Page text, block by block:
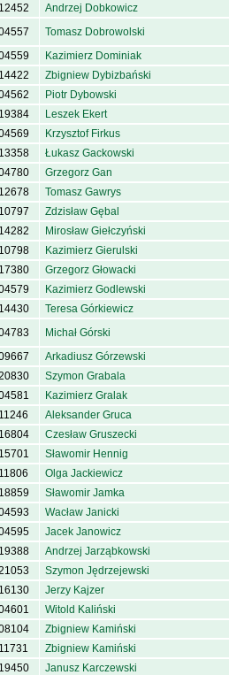
12452 Andrzej Dobkowicz
Tomasz Dobrowolski
Kazimierz Dominiak
14422 Zbigniew Dybizbański
Piotr Dybowski
19384 Leszek Ekert
Krzysztof Firkus
13358 Łukasz Gackowski
Grzegorz Gan
12678 Tomasz Gawrys
10797 Zdzisław Gębal
14282 Mirosław Giełczyński
10798 Kazimierz Gierulski
17380 Grzegorz Głowacki
Kazimierz Godlewski
14430 Teresa Górkiewicz
Michał Górski
Arkadiusz Górzewski
Szymon Grabala
Kazimierz Gralak
11246 Aleksander Gruca
16804 Czesław Gruszecki
15701 Sławomir Hennig
11806 Olga Jackiewicz
18859 Sławomir Jamka
Wacław Janicki
Jacek Janowicz
19388 Andrzej Jarząbkowski
Szymon Jędrzejewski
16130 Jerzy Kajzer
Witold Kaliński
Zbigniew Kamiński
11731 Zbigniew Kamiński
19450 Janusz Karczewski